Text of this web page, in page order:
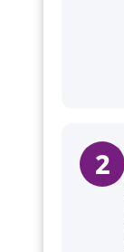
2